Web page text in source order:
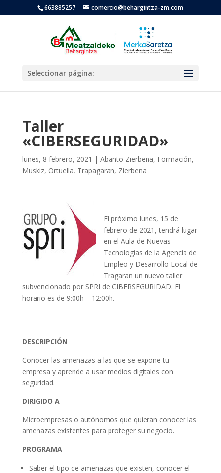
663885257 comercio@behargintza-zm.com
Seleccionar página:
Taller
«CIBERSEGURIDAD»
lunes, 8 febrero, 2021 | Abanto Zierbena, Formación,
Muskiz, Ortuella, Trapagaran, Zierbena
El próximo lunes, 15 de
febrero de 2021, tendrá lugar
en el Aula de Nuevas
Tecnologías de la Agencia de
Empleo y Desarrollo Local de
Tragaran un nuevo taller
subvencionado por SPRI de CIBERSEGURIDAD. El
horario es de 9:00h – 12:00h.
DESCRIPCIÓN
Conocer las amenazas a las que se expone tu
empresa y aprende a usar medios digitales con
seguridad.
DIRIGIDO A
Microempresas o autónomos que quieran conocer las
amenazas existentes para proteger su negocio.
PROGRAMA
Saber el tipo de amenazas que existen, conocer el